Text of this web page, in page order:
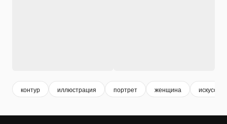
контур иллюстрация портрет женщина искусство